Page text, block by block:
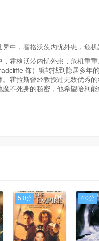
中，霍格沃茨内忧外患，危
霍格沃茨内忧外患，危机重
饰）辗转找到隐居多年
霍拉斯曾经教授过无数优秀
不死身的秘密，他希望哈利能
5.0分 hd 4.0分